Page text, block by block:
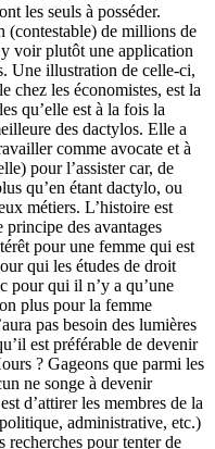
les seuls à posséder.
(contestable) de millions de
voir plutôt une application
Une illustration de celle-ci,
chez les économistes, est la
qu’elle est à la fois la
des dactylos. Elle a
comme avocate et à
pour l’assister car, de
qu’en étant dactylo, ou
métiers. L’histoire est
des avantages
pour une femme qui est
qui les études de droit
pour qui il n’y a qu’une
plus pour la femme
pas besoin des lumières
est préférable de devenir
? Gageons que parmi les
ne songe à devenir
d’attirer les membres de la
administrative, etc.)
recherches pour tenter de